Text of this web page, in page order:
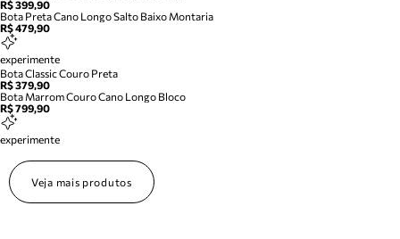
R$ 399,90
Bota Preta Cano Longo Salto Baixo Montaria
R$ 479,90
experimente
Bota Classic Couro Preta
R$ 379,90
Bota Marrom Couro Cano Longo Bloco
R$ 799,90
experimente
Veja mais produtos